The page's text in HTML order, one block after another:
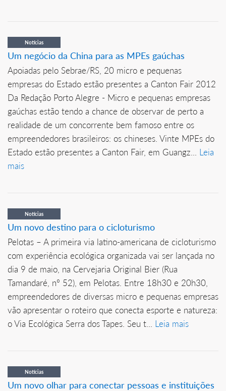
Notícias
Um negócio da China para as MPEs gaúchas
Apoiadas pelo Sebrae/RS, 20 micro e pequenas
empresas do Estado estão presentes a Canton Fair 2012
Da Redação Porto Alegre - Micro e pequenas empresas
gaúchas estão tendo a chance de observar de perto a
realidade de um concorrente bem famoso entre os
empreendedores brasileiros: os chineses. Vinte MPEs do
Estado estão presentes a Canton Fair, em Guangz... Leia
mais
Notícias
Um novo destino para o cicloturismo
Pelotas – A primeira via latino-americana de cicloturismo
com experiência ecológica organizada vai ser lançada no
dia 9 de maio, na Cervejaria Original Bier (Rua
Tamandaré, nº 52), em Pelotas. Entre 18h30 e 20h30,
empreendedores de diversas micro e pequenas empresas
vão apresentar o roteiro que conecta esporte e natureza:
o Via Ecológica Serra dos Tapes. Seu t... Leia mais
Notícias
Um novo olhar para conectar pessoas e instituições